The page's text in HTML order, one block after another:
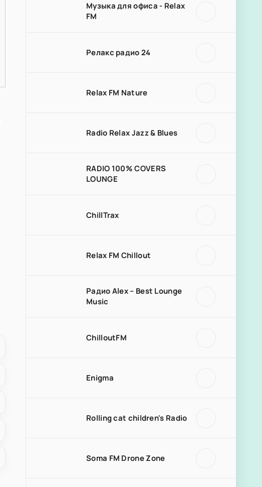
Музыка для офиса - Relax
FM
Релакс радио 24
Relax FM Nature
Radio Relax Jazz & Blues
RADIO 100% COVERS
LOUNGE
ChillTrax
Relax FM Chillout
Радио Alex – Best Lounge
Music
ChilloutFM
Enigma
Rolling cat children's Radio
Soma FM Drone Zone